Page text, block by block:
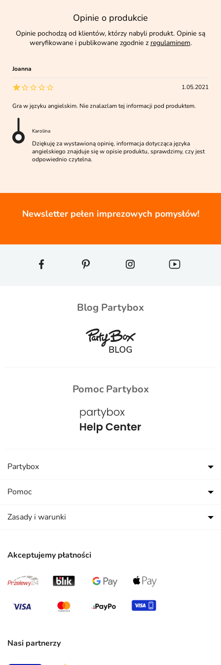
Opinie o produkcie
Opinie pochodzą od klientów, którzy nabyli produkt. Opinie są
weryfikowane i publikowane zgodnie z regulaminem.
Joanna
1.05.2021
Gra w języku angielskim. Nie znalazlam tej informacji pod produktem.
Karolina
Dziękuję za wystawioną opinię, informacja dotycząca języka
angielskiego znajduje się w opisie produktu, sprawdzimy, czy jest
odpowiednio czytelna.
Newsletter pełen imprezowych pomysłów!
Blog Partybox
Pomoc Partybox
Akceptujemy płatności
Nasi partnerzy
Partybox
Pomoc
Zasady i warunki